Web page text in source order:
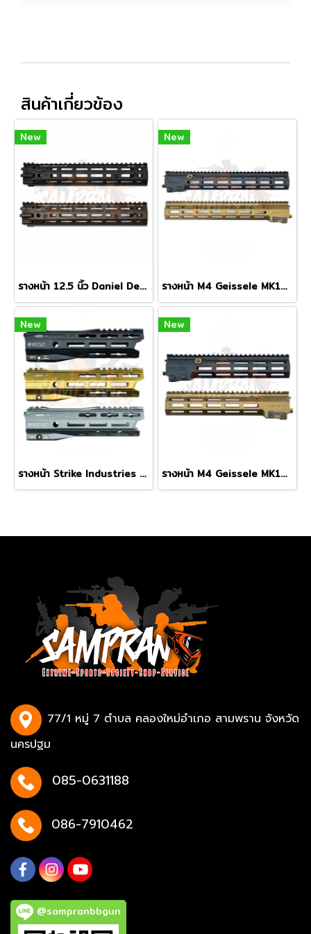
สินค้าเกี่ยวข้อง
New
รางหน้า 12.5 นิ้ว Daniel Defense RIS III M-LOK
New
รางหน้า M4 Geissele MK16 M-LOK 13.5" Super Modular Rail
New
รางหน้า Strike Industries GRIDLOK LITE 8.5นิ้ว
New
รางหน้า M4 Geissele MK16 M-LOK 10.5" Super Modular Rail
77/1 หมู่ 7 ตำบล คลองใหม่อำเภอ สามพราน จังหวัด
นครปฐม
085-0631188
086-7910462
@sampranbbgun